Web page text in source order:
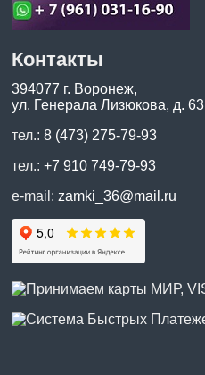
Контакты
394077 г. Воронеж,
ул. Генерала Лизюкова, д. 63
тел.:8 (473) 275-79-93
тел.:+7 910 749-79-93
e-mail:zamki_36@mail.ru